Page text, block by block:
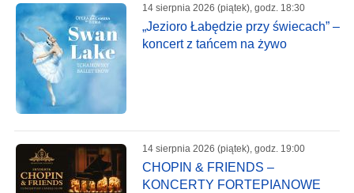
14 sierpnia 2026 (piątek), godz. 18:30
„Jezioro Łabędzie przy świecach” –
koncert z tańcem na żywo
14 sierpnia 2026 (piątek), godz. 19:00
CHOPIN & FRIENDS –
KONCERTY FORTEPIANOWE